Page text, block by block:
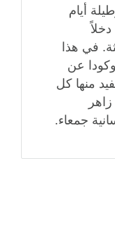
أيام
في هذا
عن
منها كل
جمعاء.